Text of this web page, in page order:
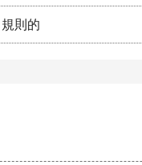
規則的